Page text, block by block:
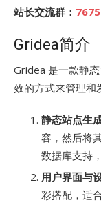
站长交流群：
Gridea简介
Gridea 是一款静
效的方式来管理和
静态站点生
容，然后将
数据库支持
用户界面与
彩搭配，适